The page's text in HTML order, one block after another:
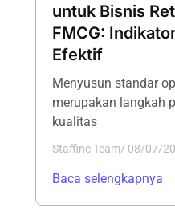
untuk Bisnis
FMCG:
Efektif
Menyusun standar
merupakan langkah
kualitas
Staffinc Team/ 08/07/
Baca selengkapnya